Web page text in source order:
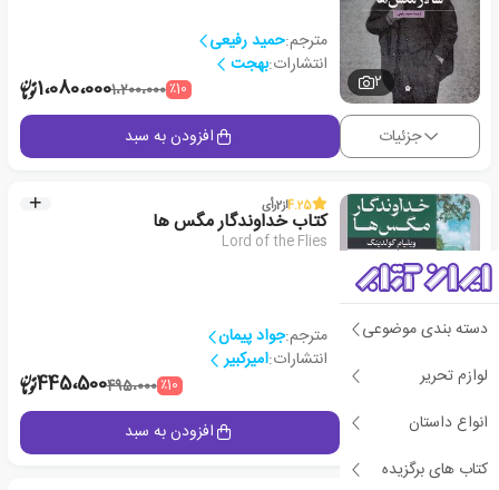
دسته بندی موضوعی
لوازم تحریر
انواع داستان
کتاب های برگزیده
2
مترجم:حمید رفیعی
انتشارات:بهجت
٪101،200،0001،080،000
جزئیات افزودن به سبد
4.25از2رأی
کتاب خداوندگار مگس ها
Lord of the Flies
مترجم:جواد پیمان
انتشارات:امیرکبیر
٪10495،000445،500
جزئیات افزودن به سبد